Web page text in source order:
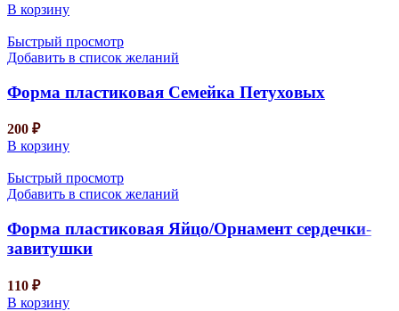
В корзину
Быстрый просмотр
Добавить в список желаний
Форма пластиковая Семейка Петуховых
200 ₽
В корзину
Быстрый просмотр
Добавить в список желаний
Форма пластиковая Яйцо/Орнамент сердечки-
завитушки
110 ₽
В корзину